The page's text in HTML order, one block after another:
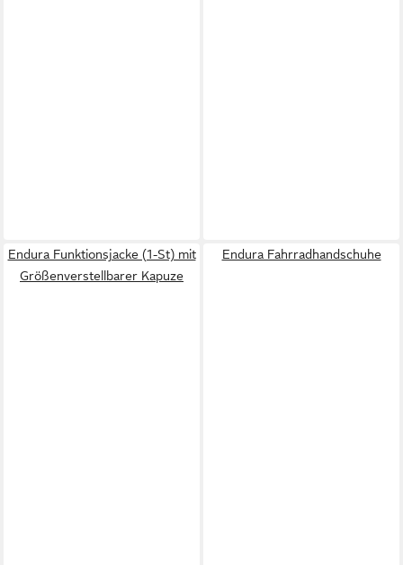
Endura Funktionsjacke (1-St) mit
Größenverstellbarer Kapuze
Endura Fahrradhandschuhe